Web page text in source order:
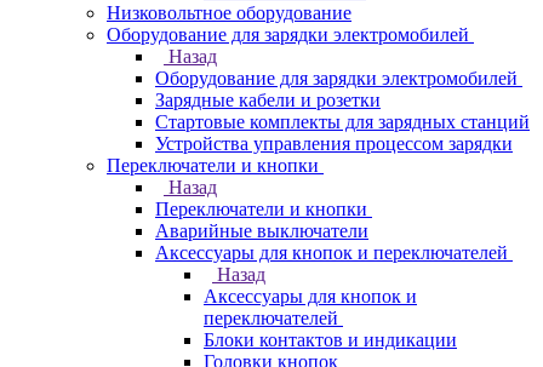
Низковольтное оборудование
Оборудование для зарядки электромобилей
Назад
Оборудование для зарядки электромобилей
Зарядные кабели и розетки
Стартовые комплекты для зарядных станций
Устройства управления процессом зарядки
Переключатели и кнопки
Назад
Переключатели и кнопки
Аварийные выключатели
Аксессуары для кнопок и переключателей
Назад
Аксессуары для кнопок и
переключателей
Блоки контактов и индикации
Головки кнопок